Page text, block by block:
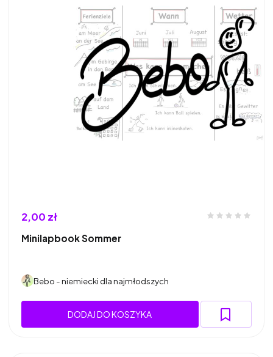
2,00 zł
Minilapbook Sommer
Bebo - niemiecki dla najmłodszych
DODAJ DO KOSZYKA